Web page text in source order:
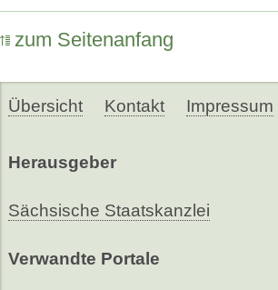
zum Seitenanfang
Übersicht Kontakt Impressum
Herausgeber
Sächsische Staatskanzlei
Verwandte Portale